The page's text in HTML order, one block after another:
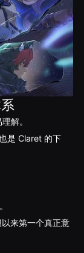
解。
是 Claret 的下
来第一个真正意